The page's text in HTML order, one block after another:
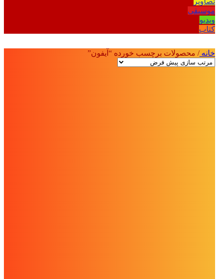
موسیقی
ویدیو
کتاب
خانه/ محصولات برچسب خورده “آیفون”